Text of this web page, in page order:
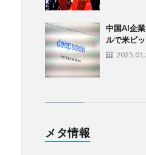
中国AI企
ルで米ビ
メタ情報